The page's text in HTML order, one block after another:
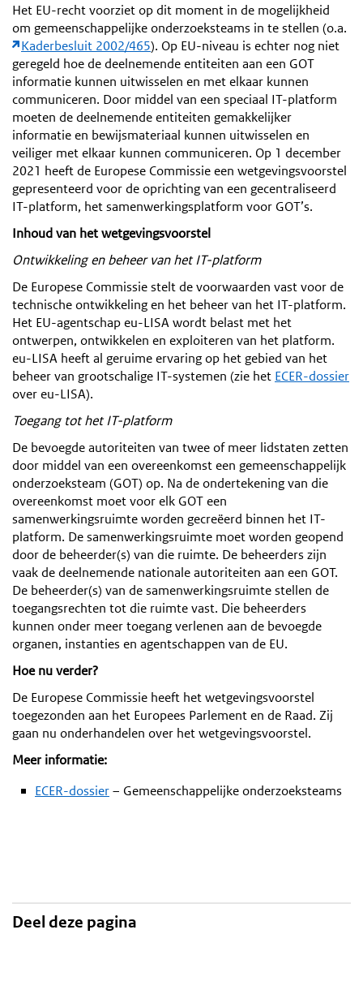
Het EU-recht voorziet op dit moment in de mogelijkheid
om gemeenschappelijke onderzoeksteams in te stellen (o.a.
Kaderbesluit 2002/465). Op EU-niveau is echter nog niet
geregeld hoe de deelnemende entiteiten aan een GOT
informatie kunnen uitwisselen en met elkaar kunnen
communiceren. Door middel van een speciaal IT-platform
moeten de deelnemende entiteiten gemakkelijker
informatie en bewijsmateriaal kunnen uitwisselen en
veiliger met elkaar kunnen communiceren. Op 1 december
2021 heeft de Europese Commissie een wetgevingsvoorstel
gepresenteerd voor de oprichting van een gecentraliseerd
IT-platform, het samenwerkingsplatform voor GOT’s.
Inhoud van het wetgevingsvoorstel
Ontwikkeling en beheer van het IT-platform
De Europese Commissie stelt de voorwaarden vast voor de
technische ontwikkeling en het beheer van het IT-platform.
Het EU-agentschap eu-LISA wordt belast met het
ontwerpen, ontwikkelen en exploiteren van het platform.
eu-LISA heeft al geruime ervaring op het gebied van het
beheer van grootschalige IT-systemen (zie het ECER-dossier
over eu-LISA).
Toegang tot het IT-platform
De bevoegde autoriteiten van twee of meer lidstaten zetten
door middel van een overeenkomst een gemeenschappelijk
onderzoeksteam (GOT) op. Na de ondertekening van die
overeenkomst moet voor elk GOT een
samenwerkingsruimte worden gecreëerd binnen het IT-
platform. De samenwerkingsruimte moet worden geopend
door de beheerder(s) van die ruimte. De beheerders zijn
vaak de deelnemende nationale autoriteiten aan een GOT.
De beheerder(s) van de samenwerkingsruimte stellen de
toegangsrechten tot die ruimte vast. Die beheerders
kunnen onder meer toegang verlenen aan de bevoegde
organen, instanties en agentschappen van de EU.
Hoe nu verder?
De Europese Commissie heeft het wetgevingsvoorstel
toegezonden aan het Europees Parlement en de Raad. Zij
gaan nu onderhandelen over het wetgevingsvoorstel.
Meer informatie:
ECER-dossier– Gemeenschappelijke onderzoeksteams
Deel deze pagina